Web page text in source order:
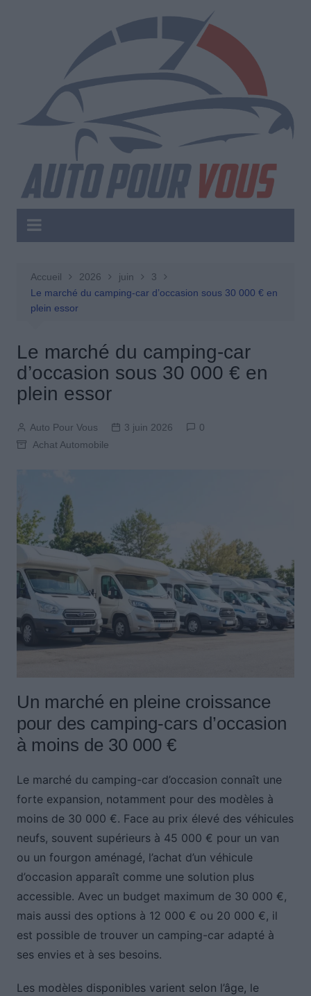
Accueil 2026 juin
3
Le marché du camping-car d’occasion sous 30 000 € en
plein essor
Le marché du camping-car
d’occasion sous 30 000 € en
plein essor
Auto Pour Vous 3 juin 2026
0
Achat Automobile
Un marché en pleine croissance
pour des camping-cars d’occasion
à moins de 30 000 €
Le marché du camping-car d’occasion connaît une
forte expansion, notamment pour des modèles à
moins de 30 000 €. Face au prix élevé des véhicules
neufs, souvent supérieurs à 45 000 € pour un van
ou un fourgon aménagé, l’achat d’un véhicule
d’occasion apparaît comme une solution plus
accessible. Avec un budget maximum de 30 000 €,
mais aussi des options à 12 000 € ou 20 000 €, il
est possible de trouver un camping-car adapté à
ses envies et à ses besoins.
Les modèles disponibles varient selon l’âge, le